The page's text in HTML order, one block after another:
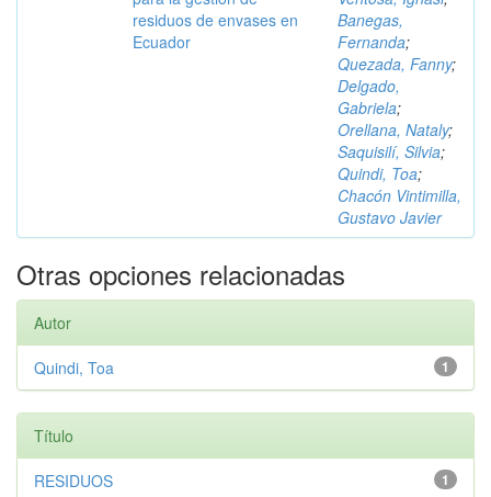
residuos de envases en
Ecuador
Banegas,
Fernanda;
Quezada, Fanny;
Delgado,
Gabriela;
Orellana, Nataly;
Saquisilí, Silvia;
Quindi, Toa;
Chacón Vintimilla,
Gustavo Javier
Otras opciones relacionadas
Autor
1
Quindi, Toa
Título
1
RESIDUOS